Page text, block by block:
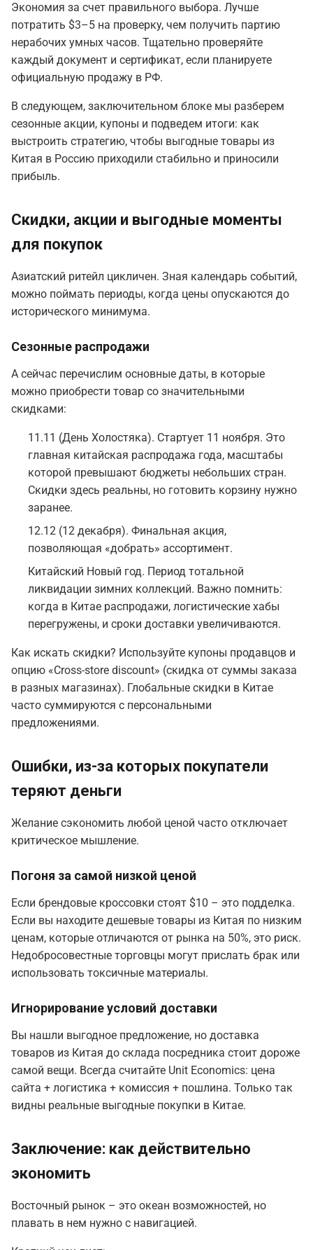
Экономия за счет правильного выбора. Лучше
потратить $3–5 на проверку, чем получить партию
нерабочих умных часов. Тщательно проверяйте
каждый документ и сертификат, если планируете
официальную продажу в РФ.
В следующем, заключительном блоке мы разберем
сезонные акции, купоны и подведем итоги: как
выстроить стратегию, чтобы выгодные товары из
Китая в Россию приходили стабильно и приносили
прибыль.
Скидки, акции и выгодные моменты
для покупок
Азиатский ритейл цикличен. Зная календарь событий,
можно поймать периоды, когда цены опускаются до
исторического минимума.
Сезонные распродажи
А сейчас перечислим основные даты, в которые
можно приобрести товар со значительными
скидками:
11.11 (День Холостяка). Стартует 11 ноября. Это
главная китайская распродажа года, масштабы
которой превышают бюджеты небольших стран.
Скидки здесь реальны, но готовить корзину нужно
заранее.
12.12 (12 декабря). Финальная акция,
позволяющая «добрать» ассортимент.
Китайский Новый год. Период тотальной
ликвидации зимних коллекций. Важно помнить:
когда в Китае распродажи, логистические хабы
перегружены, и сроки доставки увеличиваются.
Как искать скидки? Используйте купоны продавцов и
опцию «Cross-store discount» (скидка от суммы заказа
в разных магазинах). Глобальные скидки в Китае
часто суммируются с персональными
предложениями.
Ошибки, из-за которых покупатели
теряют деньги
Желание сэкономить любой ценой часто отключает
критическое мышление.
Погоня за самой низкой ценой
Если брендовые кроссовки стоят $10 – это подделка.
Если вы находите дешевые товары из Китая по низким
ценам, которые отличаются от рынка на 50%, это риск.
Недобросовестные торговцы могут прислать брак или
использовать токсичные материалы.
Игнорирование условий доставки
Вы нашли выгодное предложение, но доставка
товаров из Китая до склада посредника стоит дороже
самой вещи. Всегда считайте Unit Economics: цена
сайта + логистика + комиссия + пошлина. Только так
видны реальные выгодные покупки в Китае.
Заключение: как действительно
экономить
Восточный рынок – это океан возможностей, но
плавать в нем нужно с навигацией.